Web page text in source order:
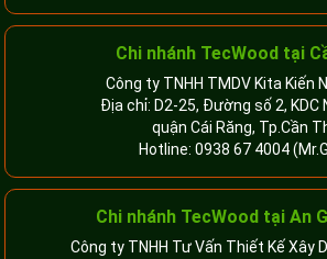
Chi nhánh TecWood tại
Công ty TNHH TMDV Kita Kiến
Địa chỉ: D2-25, Đường số 2, KDC
quận Cái Răng, Tp.Cần
Hotline: 0938 67 4004
Chi nhánh TecWood tại An
Công ty TNHH Tư Vấn Thiết Kế Xây